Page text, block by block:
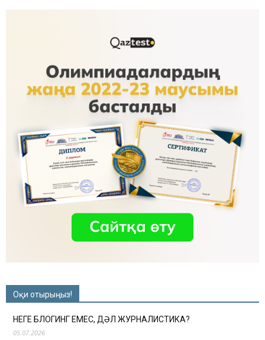
Оқи отырыңыз!
НЕГЕ БЛОГИНГ ЕМЕС, ДӘЛ ЖУРНАЛИСТИКА?
05.07.2026